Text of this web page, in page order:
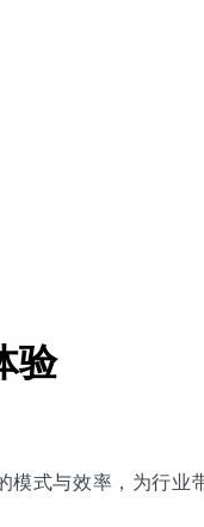
验
式与效率，为行业